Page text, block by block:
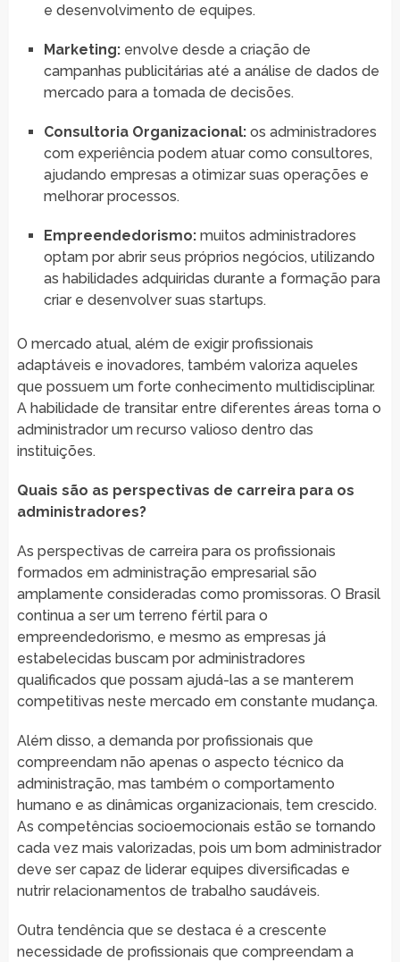
e desenvolvimento de equipes.
Marketing:envolve desde a criação de
campanhas publicitárias até a análise de dados de
mercado para a tomada de decisões.
Consultoria Organizacional:os administradores
com experiência podem atuar como consultores,
ajudando empresas a otimizar suas operações e
melhorar processos.
Empreendedorismo:muitos administradores
optam por abrir seus próprios negócios, utilizando
as habilidades adquiridas durante a formação para
criar e desenvolver suas startups.
O mercado atual, além de exigir profissionais
adaptáveis e inovadores, também valoriza aqueles
que possuem um forte conhecimento multidisciplinar.
A habilidade de transitar entre diferentes áreas torna o
administrador um recurso valioso dentro das
instituições.
Quais são as perspectivas de carreira para os
administradores?
As perspectivas de carreira para os profissionais
formados em administração empresarial são
amplamente consideradas como promissoras. O Brasil
continua a ser um terreno fértil para o
empreendedorismo, e mesmo as empresas já
estabelecidas buscam por administradores
qualificados que possam ajudá-las a se manterem
competitivas neste mercado em constante mudança.
Além disso, a demanda por profissionais que
compreendam não apenas o aspecto técnico da
administração, mas também o comportamento
humano e as dinâmicas organizacionais, tem crescido.
As competências socioemocionais estão se tornando
cada vez mais valorizadas, pois um bom administrador
deve ser capaz de liderar equipes diversificadas e
nutrir relacionamentos de trabalho saudáveis.
Outra tendência que se destaca é a crescente
necessidade de profissionais que compreendam a